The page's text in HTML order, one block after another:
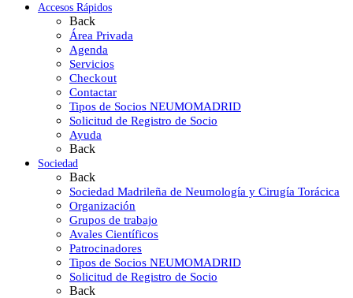
Accesos Rápidos
Back
Área Privada
Agenda
Servicios
Checkout
Contactar
Tipos de Socios NEUMOMADRID
Solicitud de Registro de Socio
Ayuda
Back
Sociedad
Back
Sociedad Madrileña de Neumología y Cirugía Torácica
Organización
Grupos de trabajo
Avales Científicos
Patrocinadores
Tipos de Socios NEUMOMADRID
Solicitud de Registro de Socio
Back